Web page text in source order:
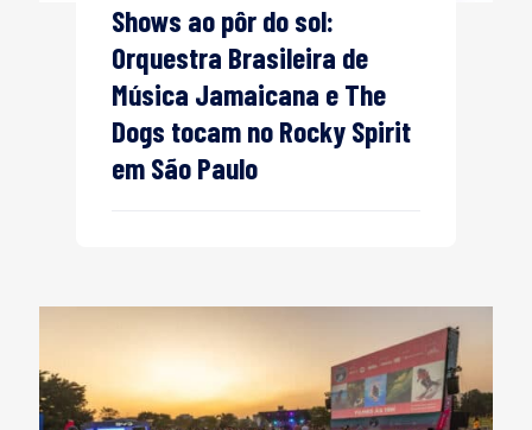
Shows ao pôr do sol:
Orquestra Brasileira de
Música Jamaicana e The
Dogs tocam no Rocky Spirit
em São Paulo